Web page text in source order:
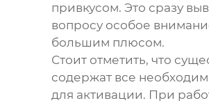
привкусом. Это сразу
вопросу особое
большим плюсом.
Стоит отметить, что
содержат все
для активации. При